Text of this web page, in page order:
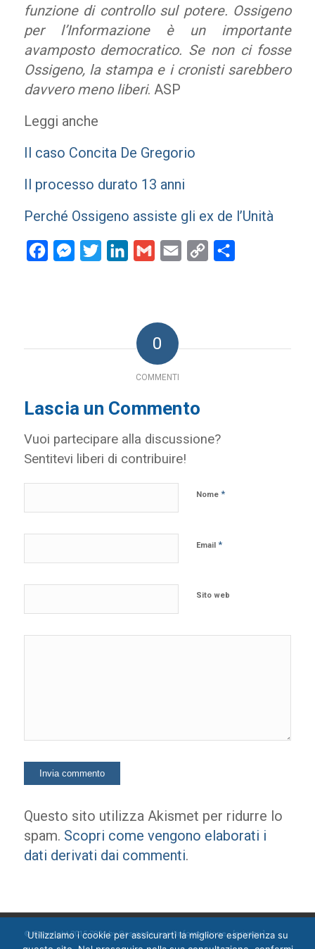
funzione di controllo sul potere. Ossigeno
per l’Informazione è un importante
avamposto democratico. Se non ci fosse
Ossigeno, la stampa e i cronisti sarebbero
davvero meno liberi. ASP
Leggi anche
Il caso Concita De Gregorio
Il processo durato 13 anni
Perché Ossigeno assiste gli ex de l’Unità
FacebookMessenger
Twitter LinkedInGmail Email
Copy
0
COMMENTI
Lascia un Commento
Vuoi partecipare alla discussione?
Sentitevi liberi di contribuire!
Nome *
Email *
Sito web
Questo sito utilizza Akismet per ridurre lo
spam. Scopri come vengono elaborati i
dati derivati dai commenti.
© Copyright 2015-2024 by Ossigeno per l'informazione [privacy]
Utilizziamo i cookie per assicurarti la migliore esperienza su